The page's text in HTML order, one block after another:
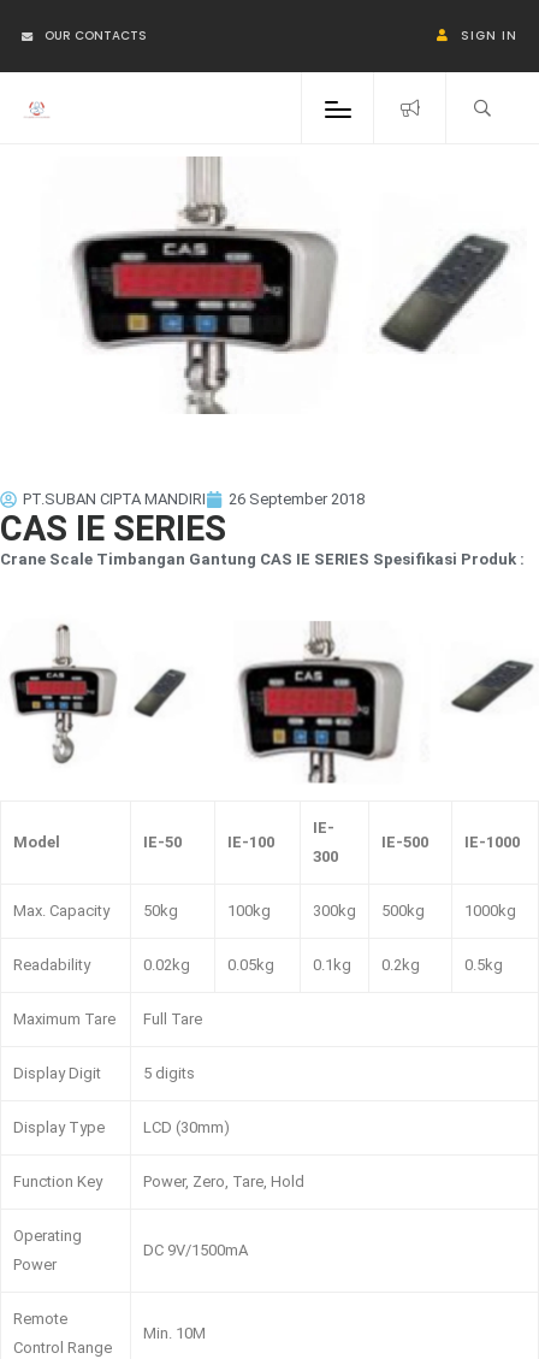
OUR CONTACTS SIGN IN
PT.SUBAN CIPTA MANDIRI 26 September 2018
CAS IE SERIES
Crane Scale Timbangan Gantung CAS IE SERIES Spesifikasi Produk :
Model IE-50 IE-100
IE-
300
IE-500 IE-1000
Max. Capacity 50kg 100kg 300kg 500kg 1000kg
Readability 0.02kg 0.05kg 0.1kg 0.2kg 0.5kg
Maximum Tare Full Tare
Display Digit 5 digits
Display Type LCD (30mm)
Function Key Power, Zero, Tare, Hold
Operating
Power
DC 9V/1500mA
Remote
Control Range
Min. 10M